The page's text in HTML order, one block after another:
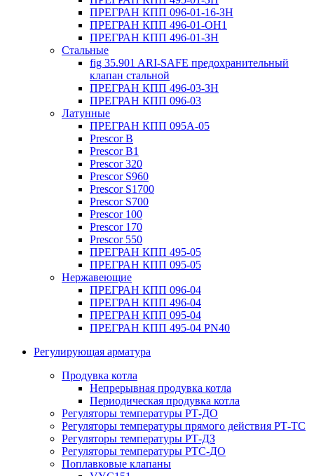
ПРЕГРАН КПП 096-01-16-ЗН
ПРЕГРАН КПП 496-01-ОН1
ПРЕГРАН КПП 496-01-ЗН
Стальные
fig 35.901 ARI-SAFE предохранительный
клапан стальной
ПРЕГРАН КПП 496-03-ЗН
ПРЕГРАН КПП 096-03
Латунные
ПРЕГРАН КПП 095А-05
Prescor B
Prescor B1
Prescor 320
Prescor S960
Prescor S1700
Prescor S700
Prescor 100
Prescor 170
Prescor 550
ПРЕГРАН КПП 495-05
ПРЕГРАН КПП 095-05
Нержавеющие
ПРЕГРАН КПП 096-04
ПРЕГРАН КПП 496-04
ПРЕГРАН КПП 095-04
ПРЕГРАН КПП 495-04 PN40
Регулирующая арматура
Продувка котла
Непрерывная продувка котла
Периодическая продувка котла
Регуляторы температуры РТ-ДО
Регуляторы температуры прямого действия РТ-ТС
Регуляторы температуры РТ-ДЗ
Регуляторы температуры РТС-ДО
Поплавковые клапаны